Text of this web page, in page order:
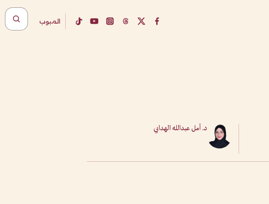
المبوب
د. أمل عبدالله الهدابي